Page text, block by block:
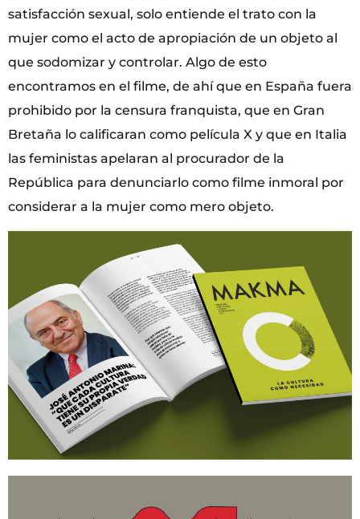
satisfacción sexual, solo entiende el trato con la
mujer como el acto de apropiación de un objeto al
que sodomizar y controlar. Algo de esto
encontramos en el filme, de ahí que en España fuera
prohibido por la censura franquista, que en Gran
Bretaña lo calificaran como película X y que en Italia
las feministas apelaran al procurador de la
República para denunciarlo como filme inmoral por
considerar a la mujer como mero objeto.